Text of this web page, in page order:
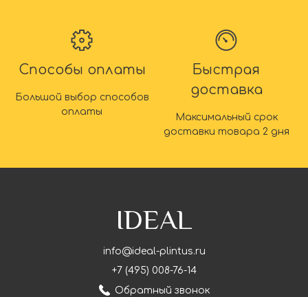
Способы оплаты
Большой выбор способов
оплаты
Быстрая
доставка
Максимальный срок
доставки товара 2 дня
IDEAL
info@ideal-plintus.ru
+7 (495) 008-76-14
Обратный звонок